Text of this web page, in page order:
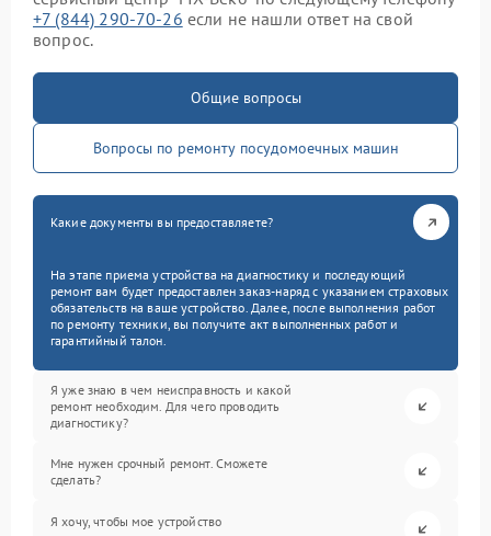
+7 (844) 290-70-26 если не нашли ответ на свой
вопрос.
Общие вопросы
Вопросы по ремонту посудомоечных машин
Какие документы вы предоставляете?
На этапе приема устройства на диагностику и последующий
ремонт вам будет предоставлен заказ-наряд с указанием страховых
обязательств на ваше устройство. Далее, после выполнения работ
по ремонту техники, вы получите акт выполненных работ и
гарантийный талон.
Я уже знаю в чем неисправность и какой
ремонт необходим. Для чего проводить
диагностику?
Мне нужен срочный ремонт. Сможете
сделать?
Я хочу, чтобы мое устройство